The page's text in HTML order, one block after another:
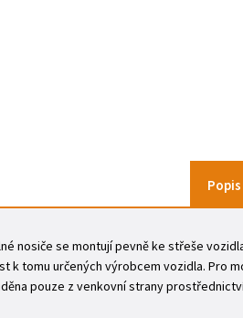
Popis
nosiče se montují pevně ke střeše
k tomu určených výrobcem vozidla. Pro
pouze z venkovní strany